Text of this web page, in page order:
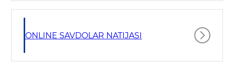
ONLINE SAVDOLAR NATIJASI